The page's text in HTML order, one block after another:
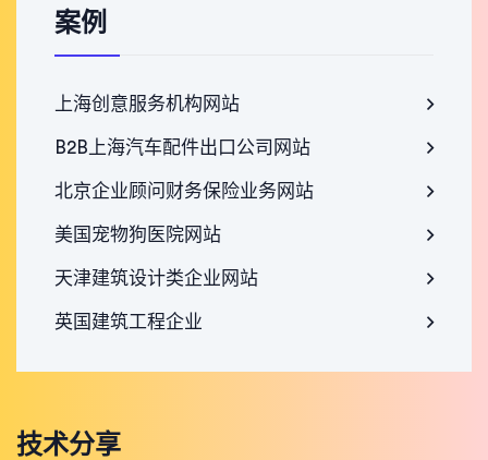
案例
上海创意服务机构网站
B2B上海汽车配件出口公司网站
北京企业顾问财务保险业务网站
美国宠物狗医院网站
天津建筑设计类企业网站
英国建筑工程企业
技术分享